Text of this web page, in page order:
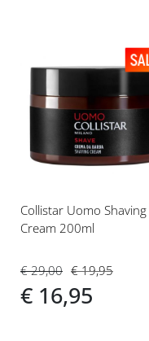
toe
aan
verlanglijst
Collistar Uomo Shaving
Cream 200ml
€ 29,00
€ 16,95
€ 19,95